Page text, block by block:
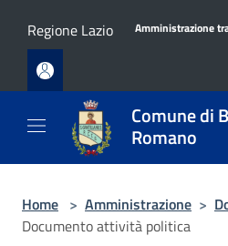
Regione Lazio
Amministrazione
Comune di
Romano
Home > Amministrazione >
Documento attività politica